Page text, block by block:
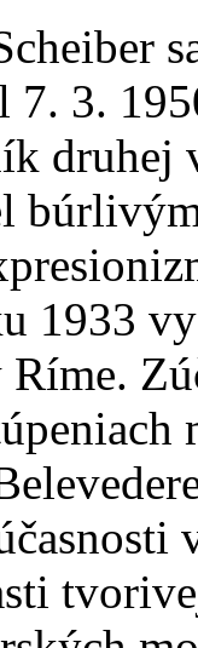
7. 3.
1933